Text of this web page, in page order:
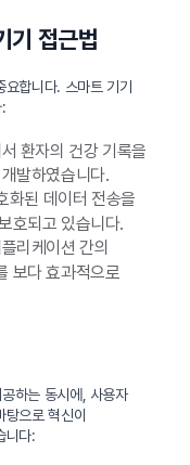
기 접근법
합니다. 스마트 기기
환자의 건강 기록을
발하였습니다.
화된 데이터 전송을
호되고 있습니다.
리케이션 간의
보다 효과적으로
하는 동시에, 사용자
으로 혁신이
니다: